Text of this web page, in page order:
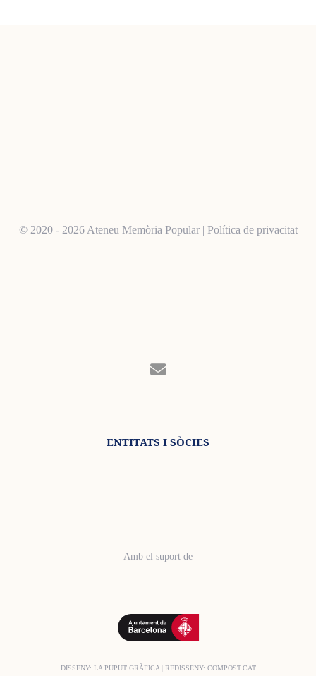
© 2020 - 2026 Ateneu Memòria Popular | Política de privacitat
ENTITATS I SÒCIES
Amb el suport de
DISSENY: LA PUPUT GRÀFICA| REDISSENY: COMPOST.CAT